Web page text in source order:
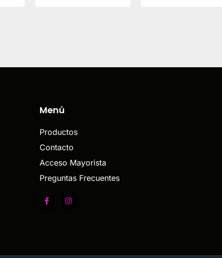
Menú
Productos
Contacto
Acceso Mayorista
Preguntas Frecuentes